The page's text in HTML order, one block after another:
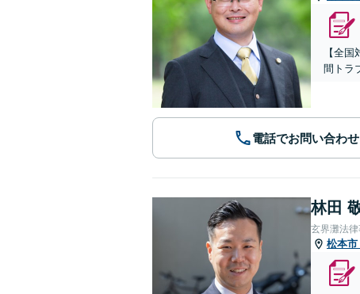
【全
間トラ
電話でお問い合わせ
林田
玄界灘法
松本市